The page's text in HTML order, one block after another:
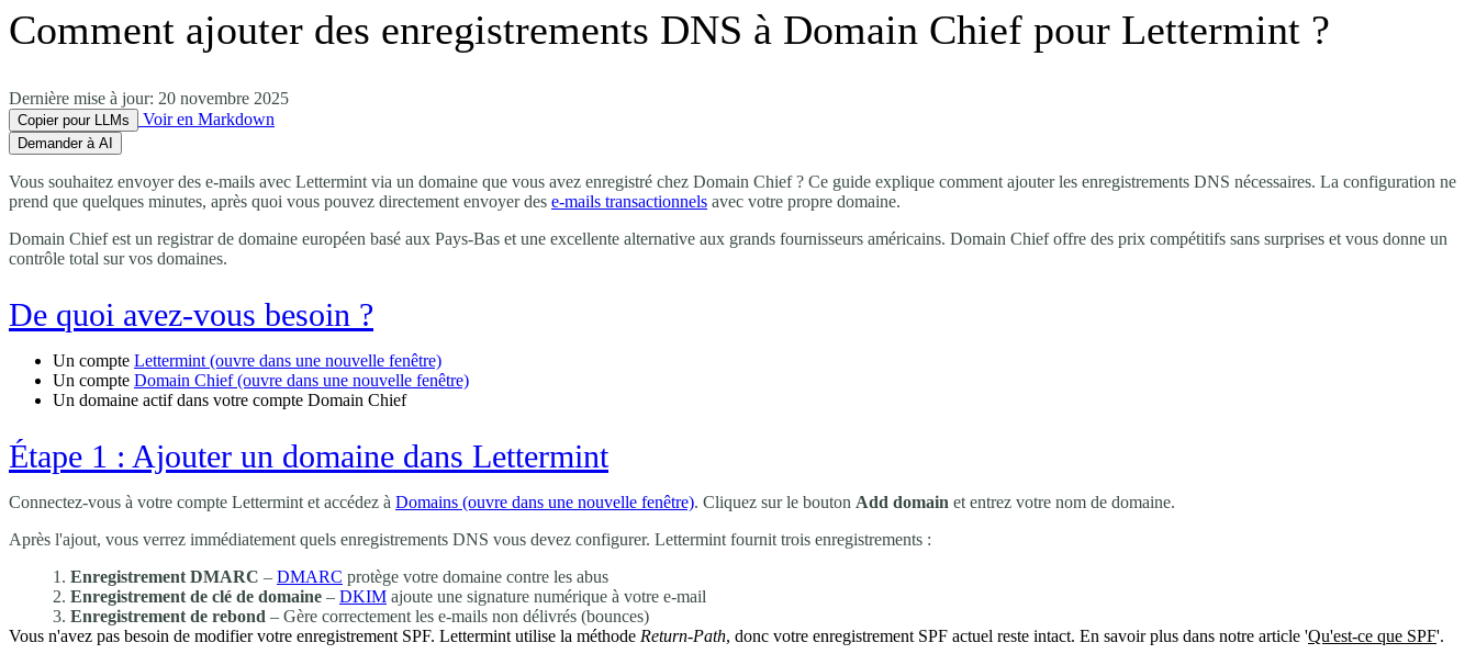
Comment ajouter des enregistrements DNS à Domain Chief pour Lettermint ?
Dernière mise à jour: 20 novembre 2025
Copier pour LLMs Voir en Markdown
Demander à AI
Vous souhaitez envoyer des e-mails avec Lettermint via un domaine que vous avez enregistré chez Domain Chief ? Ce guide explique comment ajouter les enregistrements DNS nécessaires. La configuration ne
prend que quelques minutes, après quoi vous pouvez directement envoyer des e-mails transactionnels avec votre propre domaine.
Domain Chief est un registrar de domaine européen basé aux Pays-Bas et une excellente alternative aux grands fournisseurs américains. Domain Chief offre des prix compétitifs sans surprises et vous donne un
contrôle total sur vos domaines.
De quoi avez-vous besoin ?
Un compte Lettermint (ouvre dans une nouvelle fenêtre)
Un compte Domain Chief(ouvre dans une nouvelle fenêtre)
Un domaine actif dans votre compte Domain Chief
Étape 1 : Ajouter un domaine dans Lettermint
Connectez-vous à votre compte Lettermint et accédez à Domains (ouvre dans une nouvelle fenêtre). Cliquez sur le bouton Add domain et entrez votre nom de domaine.
Après l'ajout, vous verrez immédiatement quels enregistrements DNS vous devez configurer. Lettermint fournit trois enregistrements :
Enregistrement DMARC – DMARC protège votre domaine contre les abus
Enregistrement de clé de domaine – DKIM ajoute une signature numérique à votre e-mail
Enregistrement de rebond – Gère correctement les e-mails non délivrés (bounces)
Vous n'avez pas besoin de modifier votre enregistrement SPF. Lettermint utilise la méthode Return-Path, donc votre enregistrement SPF actuel reste intact. En savoir plus dans notre article 'Qu'est-ce que SPF'.